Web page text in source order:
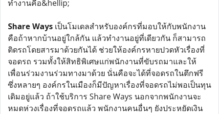
ทำงานคือ&hellip;
Share Ways เป็นโมเดลสำหรับองค์กรที่มอบให้กับพนักงาน
คือถ้าหากบ้านอยู่ใกล้กัน แล้วทำงานอยู่ที่เดียวกัน ก็สามารถ
ติดรถโดยสารมาด้วยกันได้ ช่วยให้องค์กรหายปวดหัวเรื่องที่
จอดรถ รวมทั้งให้สิทธิพิเศษแก่พนักงานที่ขับรถมาและให้
เพื่อนร่วมงานร่วมทางมาด้วย นั่นคือจะได้ที่จอดรถในตึกฟรี
ซึ่งหลายๆ องค์กรในเมืองก็มีปัญหาเรื่องที่จอดรถไม่พอเป็นทุน
เดิมอยู่แล้ว ถ้าใช้บริการ Share Ways นอกจากพนักงานจะ
หมดห่วงเรื่องที่จอดรถแล้ว พนักงานคนอื่นๆ ยังประหยัดเงิน